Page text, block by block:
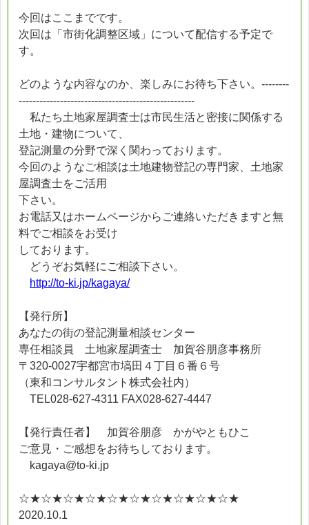
今回はここまでです。
次回は「市街化調整区域」について配信する予定で
す。
どのような内容なのか、楽しみにお待ち下さい。--------
---------------------------------------------------
私たち土地家屋調査士は市民生活と密接に関係する
土地・建物について、
登記測量の分野で深く関わっております。
今回のようなご相談は土地建物登記の専門家、土地家
屋調査士をご活用
下さい。
お電話又はホームページからご連絡いただきますと無
料でご相談をお受け
しております。
どうぞお気軽にご相談下さい。
http://to-ki.jp/kagaya/
【発行所】
あなたの街の登記測量相談センター
専任相談員 土地家屋調査士 加賀谷朋彦事務所
〒320-0027宇都宮市塙田４丁目６番６号
（東和コンサルタント株式会社内）
TEL028-627-4311 FAX028-627-4447
【発行責任者】 加賀谷朋彦 かがやともひこ
ご意見・ご感想をお待ちしております。
kagaya@to-ki.jp
☆★☆★☆★☆★☆★☆★☆★☆★☆★☆★
2020.10.1